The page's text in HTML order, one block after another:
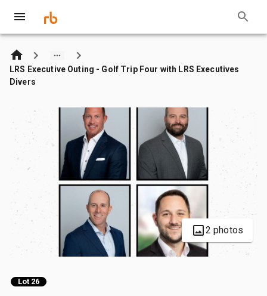
LRS Executive Outing - Golf Trip Four with LRS Executives
Divers
2 photos
Lot 26